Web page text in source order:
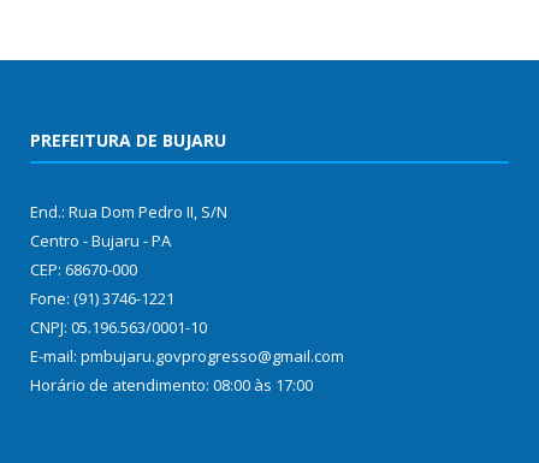
PREFEITURA DE BUJARU
End.: Rua Dom Pedro II, S/N
Centro - Bujaru - PA
CEP: 68670-000
Fone: (91) 3746-1221
CNPJ: 05.196.563/0001-10
E-mail: pmbujaru.govprogresso@gmail.com
Horário de atendimento: 08:00 às 17:00